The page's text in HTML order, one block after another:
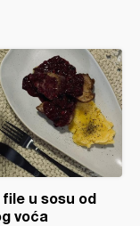
file u sosu od
voća